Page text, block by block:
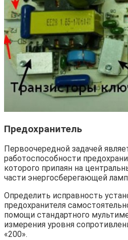
Предохранитель
Первоочередной задачей
работоспособности
которого припаян на
части энергосберегающей
Определить исправность
предохранителя
помощи стандартного
измерения уровня
«200».